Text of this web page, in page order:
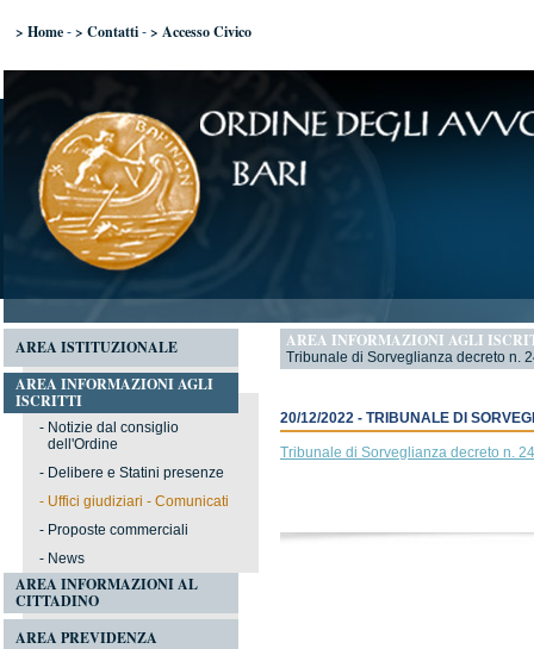
> Home - > Contatti - > Accesso Civico
AREA ISTITUZIONALE
AREA INFORMAZIONI AGLI
ISCRITTI
- Notizie dal consiglio
dell'Ordine
- Delibere e Statini presenze
- Uffici giudiziari - Comunicati
- Proposte commerciali
- News
AREA INFORMAZIONI AL
CITTADINO
AREA PREVIDENZA
AREA INFORMAZIONI AGLI
Tribunale di Sorveglianza decreto n.
20/12/2022 - TRIBUNALE DI
Tribunale di Sorveglianza decreto n.